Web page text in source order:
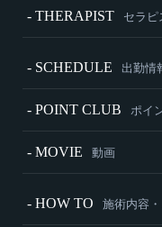
- THERAPIST セラピ
- SCHEDULE 出勤情
- POINT CLUB ポイ
- MOVIE 動画
- HOW TO 施術内容